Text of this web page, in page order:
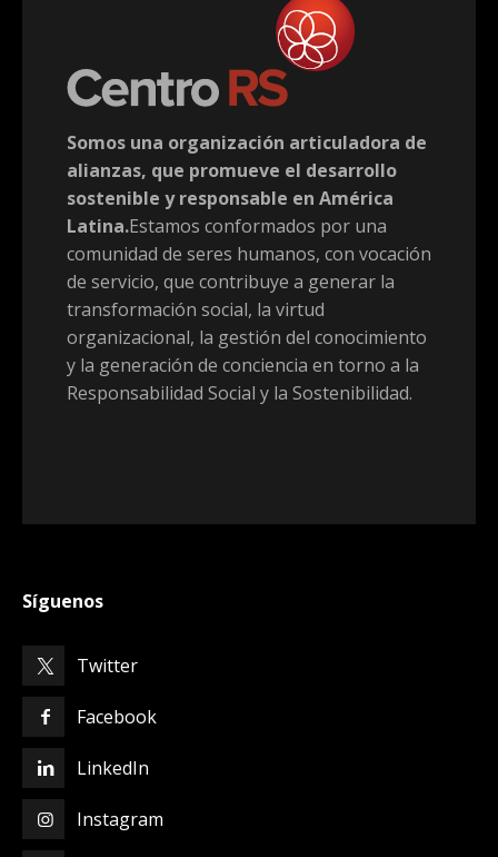
Somos una organización articuladora de
alianzas, que promueve el desarrollo
sostenible y responsable en América
Latina.Estamos conformados por una
comunidad de seres humanos, con vocación
de servicio, que contribuye a generar la
transformación social, la virtud
organizacional, la gestión del conocimiento
y la generación de conciencia en torno a la
Responsabilidad Social y la Sostenibilidad.
Síguenos
Twitter
Facebook
LinkedIn
Instagram